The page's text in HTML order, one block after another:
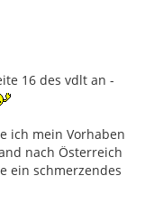
16 des vdlt an -
ich mein Vorhaben
nach Österreich
ein schmerzendes